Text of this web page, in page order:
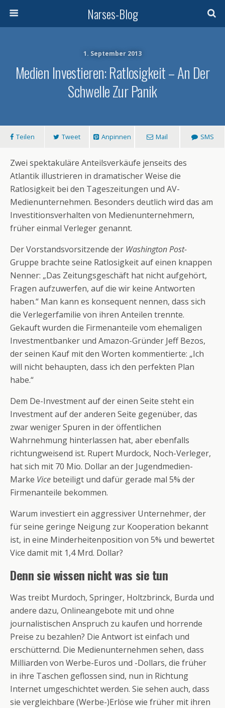
Narses-Blog
1. September 2013
Medien Investieren: Ratlosigkeit – An Der
Schwelle Zur Panik
Teilen Tweet Anpinnen Mail SMS
Zwei spektakuläre Anteilsverkäufe jenseits des
Atlantik illustrieren in dramatischer Weise die
Ratlosigkeit bei den Tageszeitungen und AV-
Medienunternehmen. Besonders deutlich wird das am
Investitionsverhalten von Medienunternehmern,
früher einmal Verleger genannt.
Der Vorstandsvorsitzende der Washington Post-
Gruppe brachte seine Ratlosigkeit auf einen knappen
Nenner: „Das Zeitungsgeschäft hat nicht aufgehört,
Fragen aufzuwerfen, auf die wir keine Antworten
haben.“ Man kann es konsequent nennen, dass sich
die Verlegerfamilie von ihren Anteilen trennte.
Gekauft wurden die Firmenanteile vom ehemaligen
Investmentbanker und Amazon-Gründer Jeff Bezos,
der seinen Kauf mit den Worten kommentierte: „Ich
will nicht behaupten, dass ich den perfekten Plan
habe.“
Dem De-Investment auf der einen Seite steht ein
Investment auf der anderen Seite gegenüber, das
zwar weniger Spuren in der öffentlichen
Wahrnehmung hinterlassen hat, aber ebenfalls
richtungweisend ist. Rupert Murdock, Noch-Verleger,
hat sich mit 70 Mio. Dollar an der Jugendmedien-
Marke Vice beteiligt und dafür gerade mal 5% der
Firmenanteile bekommen.
Warum investiert ein aggressiver Unternehmer, der
für seine geringe Neigung zur Kooperation bekannt
ist, in eine Minderheitenposition von 5% und bewertet
Vice damit mit 1,4 Mrd. Dollar?
Denn sie wissen nicht was sie tun
Was treibt Murdoch, Springer, Holtzbrinck, Burda und
andere dazu, Onlineangebote mit und ohne
journalistischen Anspruch zu kaufen und horrende
Preise zu bezahlen? Die Antwort ist einfach und
erschütternd. Die Medienunternehmen sehen, dass
Milliarden von Werbe-Euros und -Dollars, die früher
in ihre Taschen geflossen sind, nun in Richtung
Internet umgeschichtet werden. Sie sehen auch, dass
sie vergleichbare (Werbe-)Erlöse wie früher mit ihren